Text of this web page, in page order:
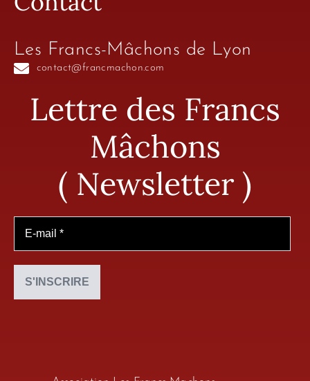
Les Francs-Mâchons de Lyon
contact@francmachon.com
Lettre des Francs
Mâchons
( Newsletter )